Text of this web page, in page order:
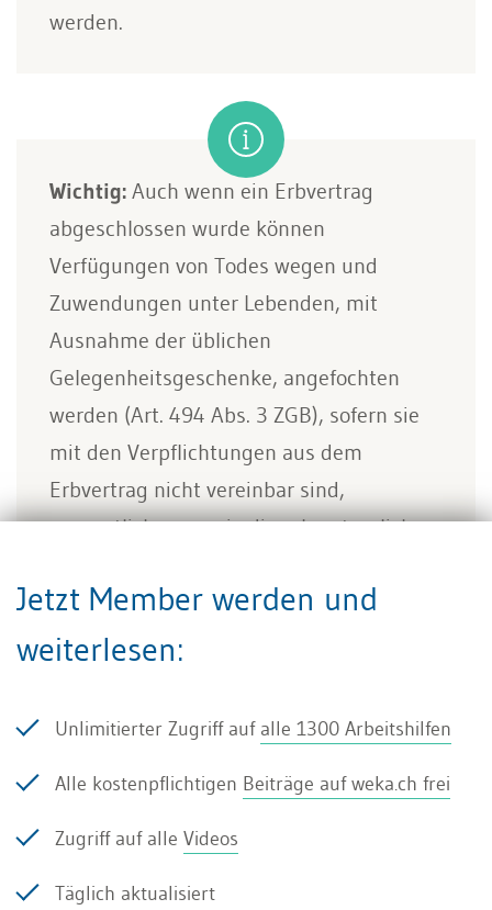
werden.
Wichtig: Auch wenn ein Erbvertrag
abgeschlossen wurde können
Verfügungen von Todes wegen und
Zuwendungen unter Lebenden, mit
Ausnahme der üblichen
Gelegenheitsgeschenke, angefochten
werden (Art. 494 Abs. 3 ZGB), sofern sie
mit den Verpflichtungen aus dem
Erbvertrag nicht vereinbar sind,
namentlich wenn sie die erbvertraglichen
Erbvertrag nicht vorbehalten worden sind.
Schenkungen nach Güterrecht
In güterrechtlicher Hinsicht ist folgendes zu
hinzugerechnet werden unentgeltliche lebzeitige
Jetzt Member werden und
weiterlesen:
Unlimitierter Zugriff auf alle 1300 Arbeitshilfen
Alle kostenpflichtigen Beiträge auf weka.ch frei
Zugriff auf alle Videos
Täglich aktualisiert